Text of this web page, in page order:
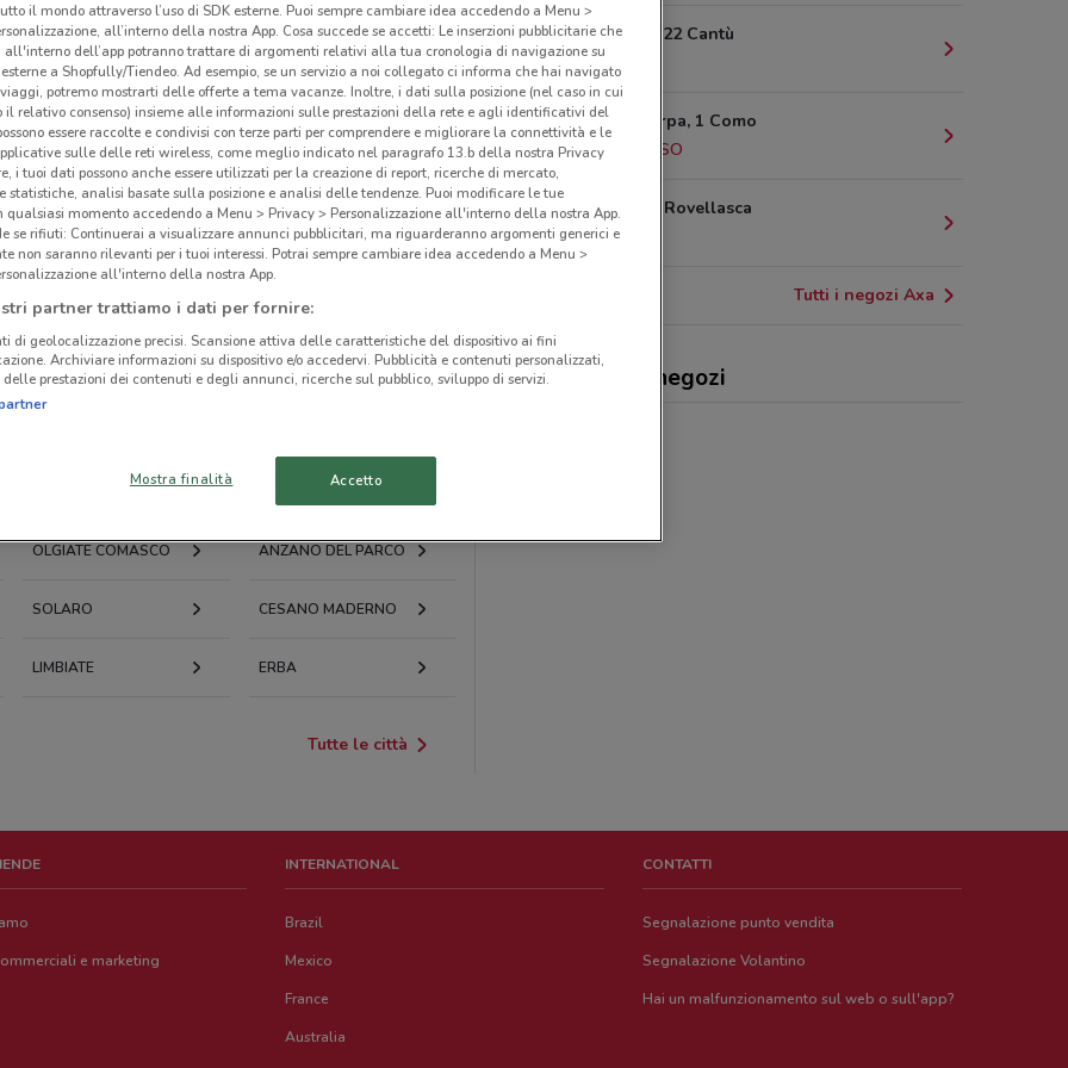
LENTATE SUL
OLGIATE COMASCO ANZANO DEL PARCO
SOLARO CESANO MADERNO
LIMBIATE ERBA
Tutte le città
Via Milano, 22 Cantù
4.5 km
Via Mascherpa, 1 Como
6 km
CHIUSO
Via Volta, 3 Rovellasca
6.7 km
Tutti i negozi Axa
Axa , offerte e negozi
e marketing
INTERNATIONAL
Brazil
Mexico
France
Australia
CONTATTI
Segnalazione punto vendita
Segnalazione Volantino
Hai un malfunzionamento sul web o sull'app?
il mondo attraverso l’uso di SDK esterne. Puoi sempre cambiare idea accedendo a Menu >
all’interno della nostra App. Cosa succede se accetti: Le inserzioni pubblicitarie che
all'interno dell’app potranno trattare di argomenti relativi alla tua cronologia di navigazione su
a Shopfully/Tiendeo. Ad esempio, se un servizio a noi collegato ci informa che hai navigato
potremo mostrarti delle offerte a tema vacanze. Inoltre, i dati sulla posizione (nel caso in cui
il relativo consenso) insieme alle informazioni sulle prestazioni della rete e agli identificativi del
essere raccolte e condivisi con terze parti per comprendere e migliorare la connettività e le
sulle delle reti wireless, come meglio indicato nel paragrafo 13.b della nostra Privacy
i tuoi dati possono anche essere utilizzati per la creazione di report, ricerche di mercato,
statistiche, analisi basate sulla posizione e analisi delle tendenze. Puoi modificare le tue
qualsiasi momento accedendo a Menu > Privacy > Personalizzazione all'interno della nostra App.
se rifiuti: Continuerai a visualizzare annunci pubblicitari, ma riguarderanno argomenti generici e
non saranno rilevanti per i tuoi interessi. Potrai sempre cambiare idea accedendo a Menu >
all'interno della nostra App.
partner trattiamo i dati per fornire:
di geolocalizzazione precisi. Scansione attiva delle caratteristiche del dispositivo ai fini
Archiviare informazioni su dispositivo e/o accedervi. Pubblicità e contenuti personalizzati,
prestazioni dei contenuti e degli annunci, ricerche sul pubblico, sviluppo di servizi.
Mostra finalità Accetto